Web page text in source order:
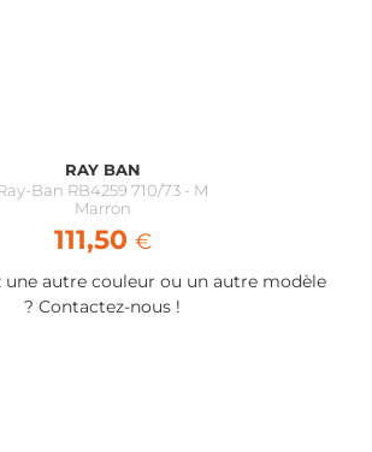
RAY BAN
Ban RB4259 710/73 - M
Marron
111,50 €
une autre couleur ou un autre modèle
? Contactez-nous !